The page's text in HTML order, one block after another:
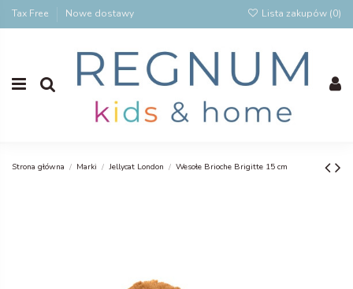
Tax Free Nowe dostawy Lista zakupów (0)
Strona główna Marki Jellycat London Wesołe Brioche Brigitte 15 cm